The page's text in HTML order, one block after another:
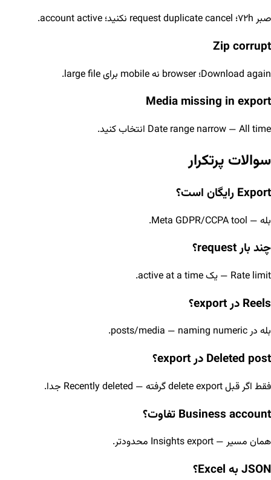
صبر ۷۲h؛ request duplicate cancel نکنید؛ account active.
Zip corrupt
Download again؛ browser نه mobile برای large file.
Media missing in export
Date range narrow — All time انتخاب کنید.
سوالات پرتکرار
Export رایگان است؟
بله — Meta GDPR/CCPA tool.
چند بار request؟
Rate limit — یک active at a time.
Reels در export؟
بله در posts/media — naming numeric.
Deleted post در export؟
فقط اگر قبل delete export گرفته — Recently deleted جدا.
Business account تفاوت؟
همان مسیر — Insights export محدودتر.
JSON به Excel؟